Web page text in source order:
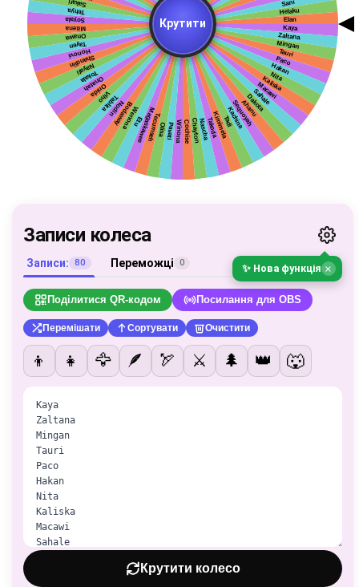
Записи колеса
✨ Нова функція ×
Записи: 80 Переможці 0
Поділитися QR-кодом Посилання для OBS
Перемішати Сортувати Очистити
👦 👧 🦅 🪶 🏹 ⚔️ 🌲 👑 🐺
Крутити колесо